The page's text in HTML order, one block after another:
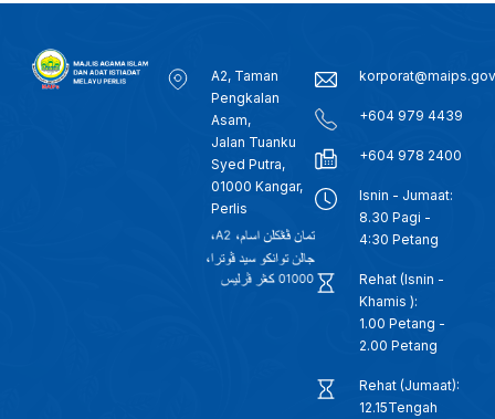
A2, Taman
Pengkalan
Asam,
Jalan Tuanku
Syed Putra,
01000 Kangar,
Perlis
+604 979 4439
+604 978 2400
Isnin - Jumaat:
8.30 Pagi -
4:30 Petang
Rehat (Isnin -
Khamis ):
1.00 Petang -
2.00 Petang
Rehat (Jumaat):
12.15Tengah